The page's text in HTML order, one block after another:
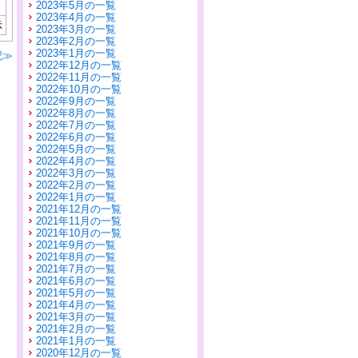
≫
2023年5月の一覧
2023年4月の一覧
2023年3月の一覧
2023年2月の一覧
2023年1月の一覧
2022年12月の一覧
2022年11月の一覧
2022年10月の一覧
2022年9月の一覧
2022年8月の一覧
2022年7月の一覧
2022年6月の一覧
2022年5月の一覧
2022年4月の一覧
2022年3月の一覧
2022年2月の一覧
2022年1月の一覧
2021年12月の一覧
2021年11月の一覧
2021年10月の一覧
2021年9月の一覧
2021年8月の一覧
2021年7月の一覧
2021年6月の一覧
2021年5月の一覧
2021年4月の一覧
2021年3月の一覧
2021年2月の一覧
2021年1月の一覧
2020年12月の一覧